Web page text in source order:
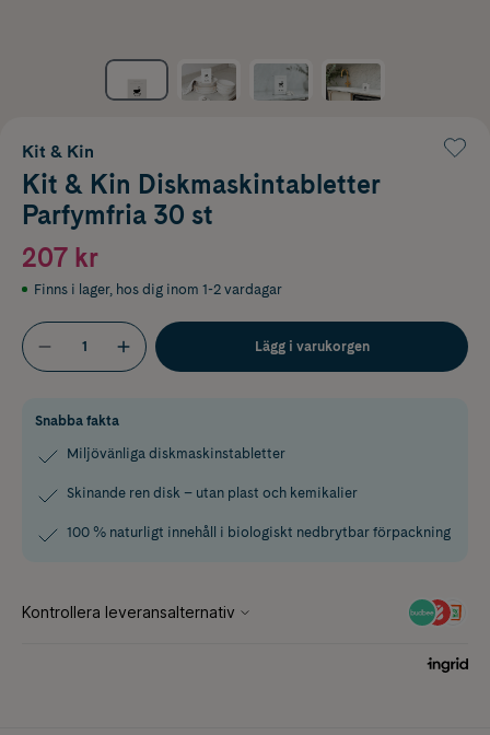
Kit & Kin
Kit & Kin Diskmaskintabletter
Parfymfria 30 st
207 kr
Finns i lager, hos dig inom 1-2 vardagar
Lägg i varukorgen
Snabba fakta
Miljövänliga diskmaskinstabletter
Skinande ren disk – utan plast och kemikalier
100 % naturligt innehåll i biologiskt nedbrytbar förpackning